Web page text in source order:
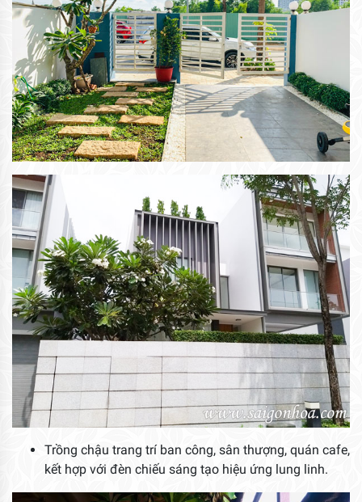
Trồng chậu trang trí ban công, sân thượng, quán cafe,
kết hợp với đèn chiếu sáng tạo hiệu ứng lung linh.